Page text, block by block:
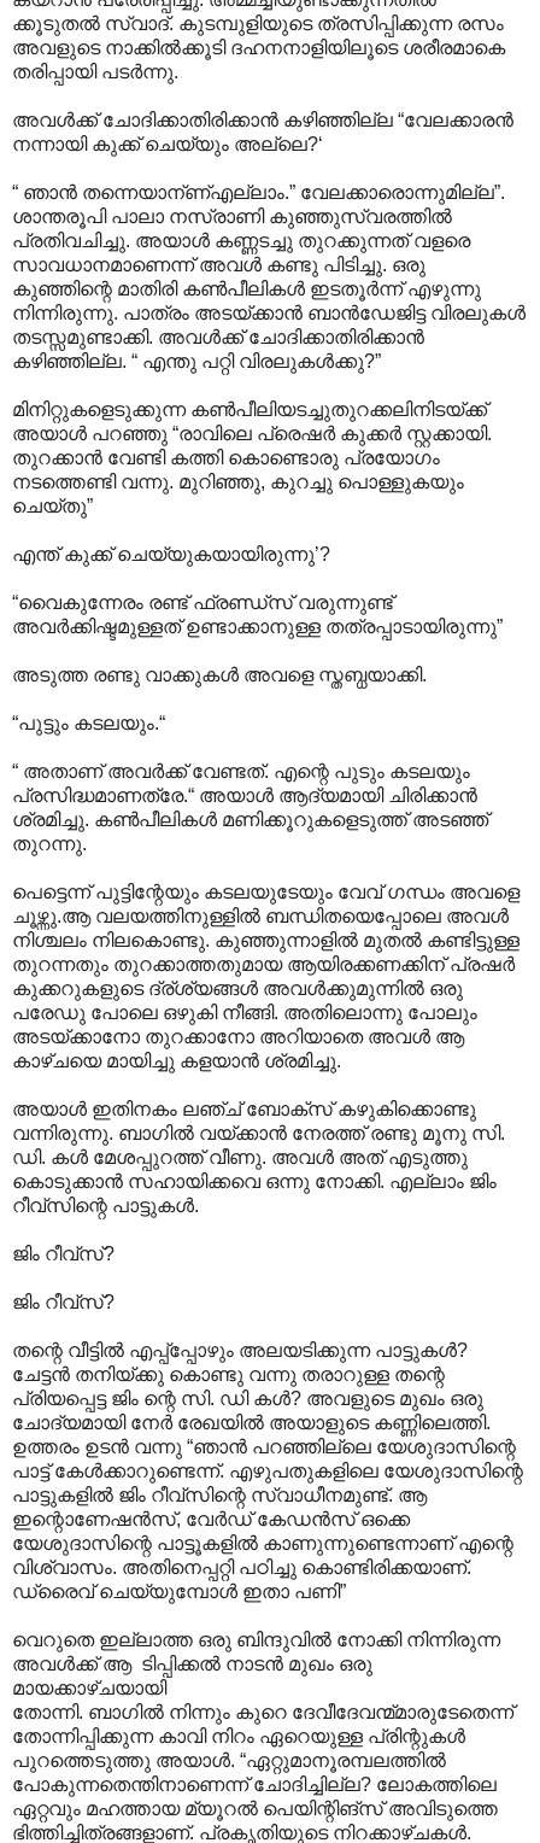
ക്കൂടുതല്‍ സ്വാദ്. കുടമ്പുളിയുടെ ത്രസിപ്പിക്കുന്ന രസം
അവളുടെ നാക്കില്‍ക്കൂടി ദഹനനാളിയിലൂടെ ശരീരമാകെ
തരി‍പ്പായി പടര്‍ന്നു.
അവള്‍ക്ക് ചോദിക്കാതിരിക്കാന്‍ കഴിഞ്ഞില്ല “വേലക്കാരന്‍
നന്നായി കുക്ക് ചെയ്യും അല്ലെ?‘
“ ഞാന്‍ തന്നെയാന്ണ്എല്ലാം.” വേലക്കാരൊന്നുമില്ല”.
ശാന്തരൂപി പാലാ നസ്രാണി കുഞ്ഞുസ്വരത്തില്‍
പ്രതിവചിച്ചു. അയാള്‍ കണ്ണടച്ചു തുറക്കുന്നത് വളരെ
സാവധാനമാണെന്ന് അവള്‍ കണ്ടു പിടിച്ചു. ഒരു
കുഞ്ഞിന്റെ മാതിരി കണ്‍പീലികള്‍ ഇടതൂര്‍ന്ന് എഴുന്നു
നിന്നിരുന്നു. പാത്രം അടയ്ക്കാന്‍ ബാന്‍ഡേജിട്ട വിരലുകള്‍
തടസ്സമുണ്ടാക്കി. അവള്‍ക്ക് ചോദിക്കാതിരിക്കാന്‍
കഴിഞ്ഞില്ല. “ എന്തു പറ്റി വിരലുകള്‍ക്കു?”
മിനിറ്റുകളെടുക്കുന്ന കണ്‍പീലിയടച്ചുതുറക്കലിനിടയ്ക്ക്
അയാള്‍ പറഞ്ഞു “രാവിലെ പ്രെഷര്‍ കുക്കര്‍ സ്റ്റക്കായി.
തുറക്കാന്‍ വേണ്ടി കത്തി കൊണ്ടൊരു പ്രയോഗം
നടത്തെണ്ടി വന്നു. മുറിഞ്ഞു, കുറച്ചു പൊള്ളുകയും
ചെയ്തു”
എന്ത് കുക്ക് ചെയ്യുകയായിരുന്നു’?
“വൈകുന്നേരം രണ്ട് ഫ്രണ്ഡ്സ് വരുന്നുണ്ട്
അവര്‍ക്കിഷ്ടമുള്ളത് ഉണ്ടാക്കാനുള്ള തത്രപ്പാടായിരുന്നു”
അടുത്ത രണ്ടു വാക്കുകള്‍‍ അവളെ സ്തബ്ധയാക്കി.
“പുട്ടും കടലയും.“
“ അതാണ് അവര്‍ക്ക് വേണ്ടത്. എന്റെ പുടും കടലയും
പ്രസിദ്ധമാണത്രേ.“ അയാള്‍‍ ആദ്യമായി ചിരിക്കാന്‍
ശ്രമിച്ചു. കണ്‍പീലികള്‍ മണിക്കൂറുകളെടുത്ത് അടഞ്ഞ്
തുറന്നു.
പെട്ടെന്ന് പുട്ടിന്റേയും കടലയുടേയും വേവ് ഗന്ധം അവളെ
ചൂഴ്ന്നു.ആ വലയത്തിനുള്ളില്‍ ബന്ധിതയെപ്പോലെ അവള്‍
നിശ്ചലം നിലകൊണ്ടു. കുഞ്ഞുന്നാളില്‍ മുതല്‍ കണ്ടിട്ടുള്ള
തുറന്നതും തുറക്കാത്തതുമായ ആയിരക്കണക്കിന് പ്രഷര്‍
കുക്കറുകളുടെ ദ്ര്ശ്യങ്ങള്‍ അവള്‍ക്കുമുന്നില്‍ ഒരു
പരേഡു പോലെ ഒഴുകി നീങ്ങി. അതിലൊന്നു പോലും
അടയ്ക്കാനോ തുറക്കാനോ അറിയാതെ അവള്‍ ആ
കാഴ്ചയെ മായിച്ചു കളയാന്‍ ശ്രമിച്ചു.
അയാള്‍ ഇതിനകം ലഞ്ച് ബോക്സ് കഴുകിക്കൊണ്ടു
വന്നിരുന്നു. ബാഗില്‍ വയ്ക്കാന്‍ നേരത്ത് രണ്ടു മൂനു സി.
ഡി. കള്‍ മേശപ്പുറത്ത് വീണു. അവള്‍ അത് എടുത്തു
കൊടുക്കാന്‍ സഹായിക്കവെ ഒന്നു നോക്കി. എല്ലാം ജിം
റീവ്സിന്റെ പാട്ടുകള്‍.
ജിം റീവ്സ്?
ജിം റീവ്സ്?
തന്റെ വീട്ടില്‍ എപ്പ്പ്പോഴും അലയടിക്കുന്ന പാട്ടുകള്‍?
ചേട്ടന്‍ തനിയ്ക്കു കൊണ്ടു വന്നു തരാറുള്ള തന്റെ
പ്രിയപ്പെട്ട ജിം ന്റെ സി. ഡി കള്‍? അവളുടെ മുഖം ഒരു
ചോദ്യമായി നേര്‍ രേഖയില്‍ അയാളുടെ കണ്ണിലെത്തി.
ഉത്തരം ഉടന്‍ വന്നു “ഞാന്‍ പറഞ്ഞില്ലെ യേശുദാസിന്റെ
പാട്ട് കേള്‍ക്കാറുണ്ടെന്ന്. എഴുപതുകളിലെ യേശുദാസിന്റെ
പാട്ടുകളില്‍ ജിം റീവ്സിന്റെ സ്വാധീനമുണ്ട്. ആ
ഇന്റൊണേഷന്‍സ്, വേര്‍ഡ് കേഡന്‍സ് ഒക്കെ
യേശുദാസിന്റെ പാട്ടൂകളില്‍ കാണുന്നുണ്ടെന്നാണ് എന്റെ
വിശ്വാസം. അതിനെപ്പറ്റി പഠിച്ചു കൊണ്ടിരിക്കയാണ്.
ഡ്രൈവ് ചെയ്യുമ്പോള്‍ ഇതാ പണി”
വെറുതെ ഇല്ലാത്ത ഒരു ബിന്ദുവില്‍ നോക്കി നിന്നിരുന്ന
അവള്‍ക്ക് ആ ‍ ടിപ്പിക്കല്‍ നാടന്‍ മുഖം ഒരു
മായക്കാഴ്ചയായി
തോന്നി. ബാഗില്‍ നിന്നും കുറെ ദേവീദേവന്മ്മാരുടേതെന്ന്
തോന്നിപ്പിക്കുന്ന കാവി നിറം ഏറെയുള്ള പ്രിന്റുകള്‍
പുറത്തെടുത്തു അയാള്‍. “ഏറ്റുമാനൂരമ്പലത്തില്‍
പോകുന്നതെന്തിനാണെന്ന് ചോദിച്ചില്ല? ലോകത്തിലെ
ഏറ്റവും മഹത്തായ മ്യൂറല്‍ പെയിന്റിങ്സ് അവിടുത്തെ
ഭിത്തിച്ചിത്രങ്ങളാണ്. പ്രകൃതിയുടെ നിറക്കാഴ്ചകള്‍.